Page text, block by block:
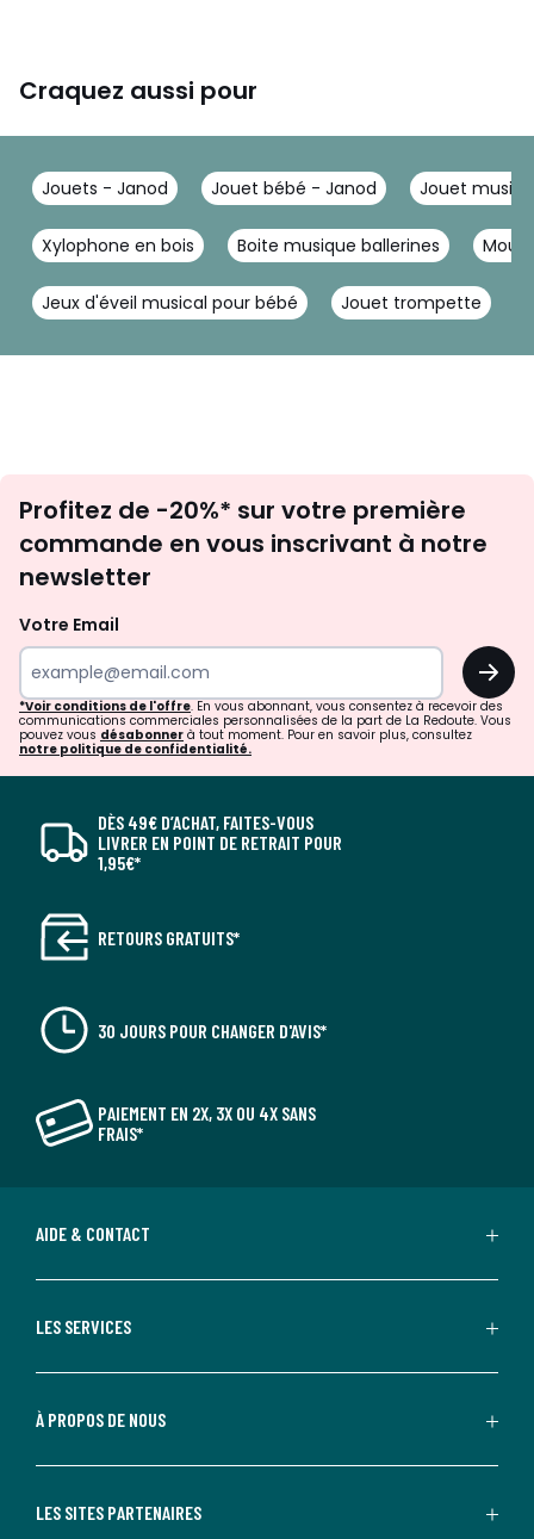
Craquez aussi pour
Jouets - Janod Jouet bébé - Janod Jouet
Xylophone en bois Boite musique ballerines
Jeux d'éveil musical pour bébé Jouet trompette
newsletter
Profitez de -20%* sur votre première
commande en vous inscrivant à notre
newsletter
Votre Email
OK
*Voir conditions de l'offre. En vous abonnant, vous consentez à recevoir des
communications commerciales personnalisées de la part de La Redoute. Vous
pouvez vous désabonner à tout moment. Pour en savoir plus, consultez
notre politique de confidentialité.
DÈS 49€ D’ACHAT, FAITES-VOUS
LIVRER EN POINT DE RETRAIT POUR
1,95€*
RETOURS GRATUITS*
30 JOURS POUR CHANGER D'AVIS*
PAIEMENT EN 2X, 3X OU 4X SANS
FRAIS*
AIDE & CONTACT
LES SERVICES
À PROPOS DE NOUS
LES SITES PARTENAIRES